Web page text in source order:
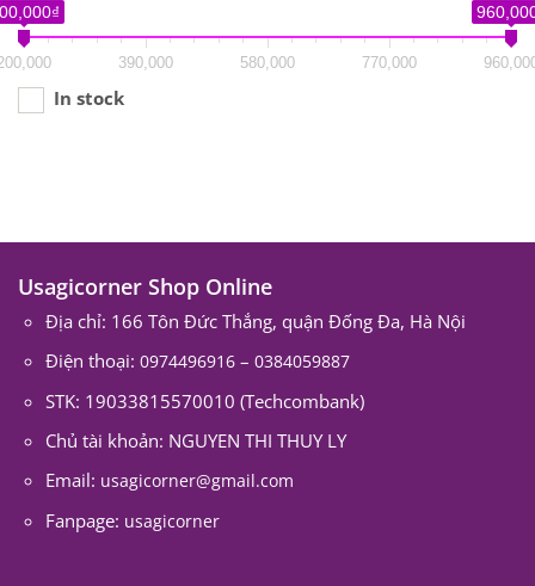
390,000 580,000 770,000
In stock
Usagicorner Shop Online
Địa chỉ: 166 Tôn Đức Thắng, quận Đống Đa, Hà Nội
Điện thoại: 0974496916 – 0384059887
STK: 19033815570010 (Techcombank)
Chủ tài khoản: NGUYEN THI THUY LY
Email: usagicorner@gmail.com
Fanpage: usagicorner